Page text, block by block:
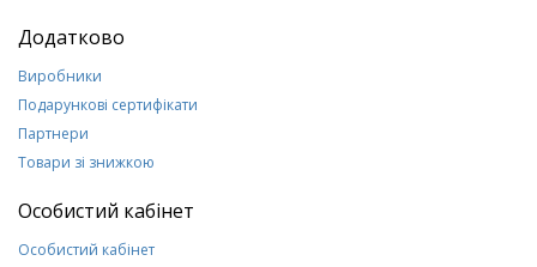
Додатково
Виробники
Подарункові сертифікати
Партнери
Товари зі знижкою
Особистий кабінет
Особистий кабінет